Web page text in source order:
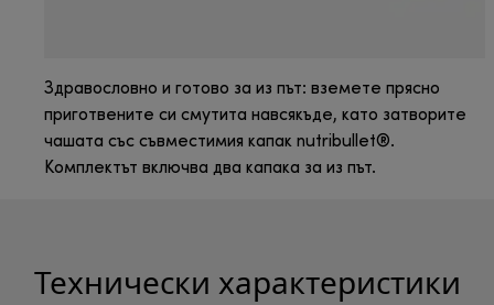
Здравословно и готово за из път: вземете прясно
приготвените си смутита навсякъде, като затворите
чашата със съвместимия капак nutribullet®.
Комплектът включва два капака за из път.
Технически характеристики